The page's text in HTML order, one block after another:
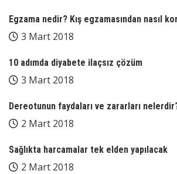
Egzama nedir? Kış egzamasından nasıl
3 Mart 2018
10 adımda diyabete ilaçsız çözüm
3 Mart 2018
Dereotunun faydaları ve zararları
2 Mart 2018
Sağlıkta harcamalar tek elden yapılacak
2 Mart 2018